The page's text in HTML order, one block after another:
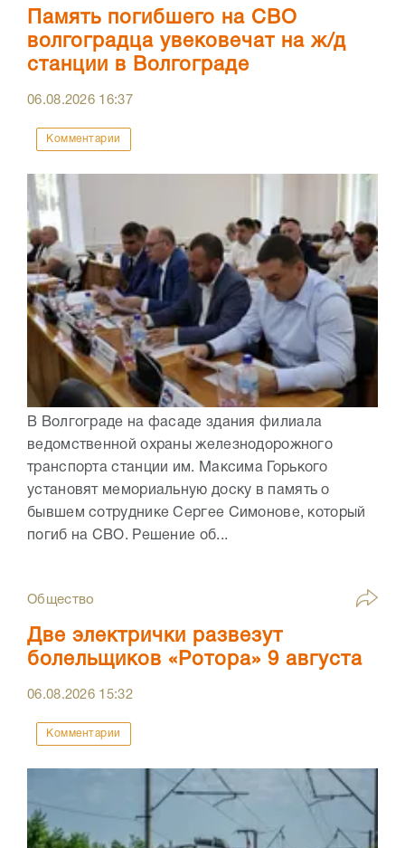
Память погибшего на СВО
волгоградца увековечат на ж/д
станции в Волгограде
06.08.2026 16:37
Комментарии
В Волгограде на фасаде здания филиала
ведомственной охраны железнодорожного
транспорта станции им. Максима Горького
установят мемориальную доску в память о
бывшем сотруднике Сергее Симонове, который
погиб на СВО. Решение об...
Общество
Две электрички развезут
болельщиков «Ротора» 9 августа
06.08.2026 15:32
Комментарии